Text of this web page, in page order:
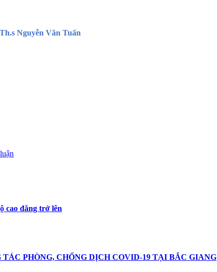
Văn Tuấn
cao đẳng trở lên
PHÒNG, CHỐNG DỊCH COVID-19 TẠI BẮC GIANG